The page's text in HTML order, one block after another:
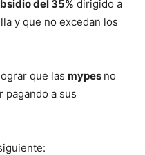
del 35% dirigido a
y que no excedan los
que las mypes no
a sus